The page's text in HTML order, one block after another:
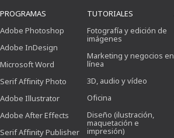
PROGRAMAS
Adobe Photoshop
Adobe InDesign
Microsoft Word
Serif Affinity Photo
Adobe Illustrator
Adobe After Effects
Serif Affinity Publisher
TUTORIALES
Fotografía y edición de
imágenes
Marketing y negocios en
línea
3D, audio y vídeo
Oficina
Diseño (ilustración,
maquetación e
impresión)